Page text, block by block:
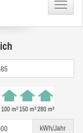
Menü
100 m²150 m²280 m²
kWh/Jahr